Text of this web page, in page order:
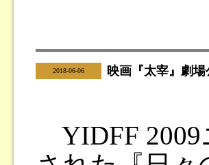
2018-06-06 映画『太宰』劇
YIDFF 2009